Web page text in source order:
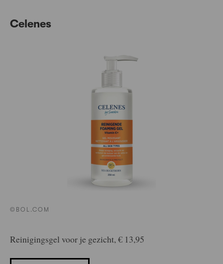
Celenes
©BOL.COM
Reinigingsgel voor je gezicht, € 13,95